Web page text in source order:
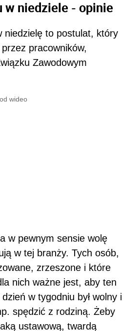
w niedziele - opinie
niedzielę to postulat, który
przez pracowników,
Zawodowym
wideo
w pewnym sensie wolę
w tej branży. Tych osób,
zrzeszone i które
nich ważne jest, aby ten
w tygodniu był wolny i
spędzić z rodziną. Żeby
ustawową, twardą